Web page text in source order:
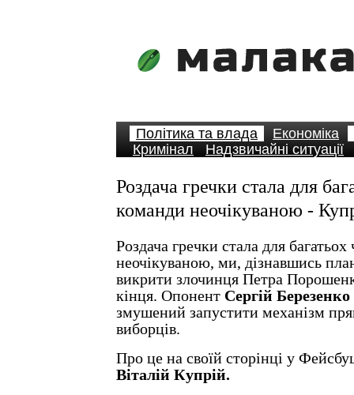
Політика та влада
Економіка
Кримінал
Надзвичайні ситуації
Роздача гречки стала для
команди неочікуваною -
Роздача гречки стала для
неочікуваною, ми, дізнавшись
викрити злочинця Петра
кінця. Опонент Сергій Березенко
змушений запустити механізм
виборців.
Про це на своїй сторінці у
Віталій Купрій.